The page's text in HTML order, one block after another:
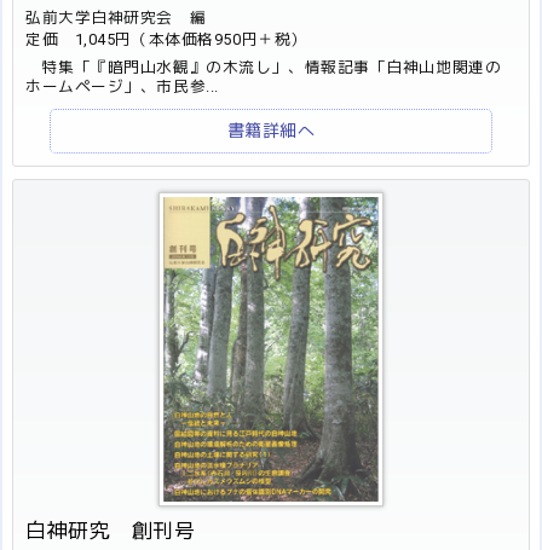
弘前大学白神研究会 編
定価 1,045円（本体価格950円＋税）
特集「『暗門山水観』の木流し」、情報記事「白神山地関連の
ホームページ」、市民参...
書籍詳細へ
白神研究 創刊号